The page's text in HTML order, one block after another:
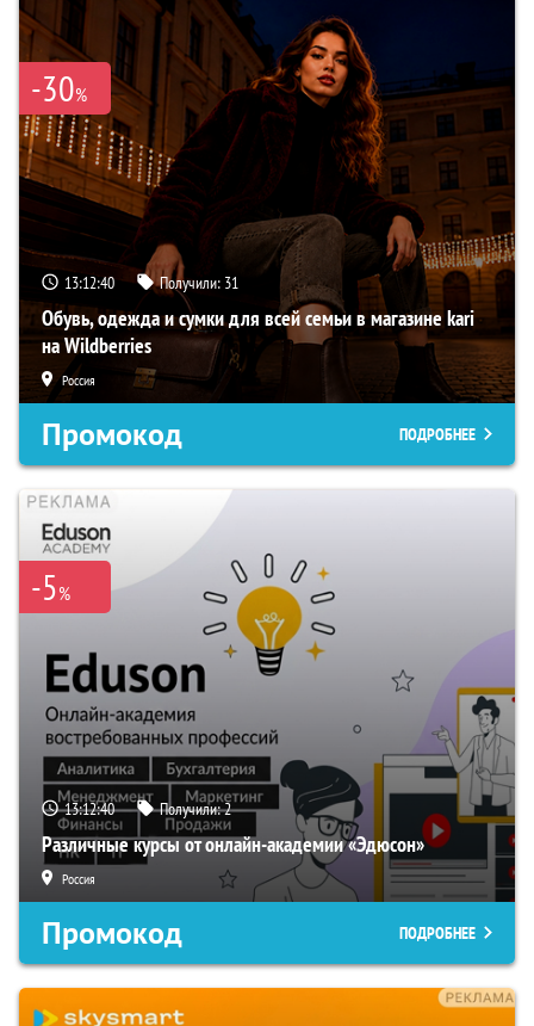
-30%
13:12:39 Получили: 31
Обувь, одежда и сумки для всей семьи в магазине kari
на Wildberries
Россия
Промокод ПОДРОБНЕЕ
-5%
13:12:39 Получили:2
Различные курсы от онлайн-академии «Эдюсон»
Россия
Промокод ПОДРОБНЕЕ